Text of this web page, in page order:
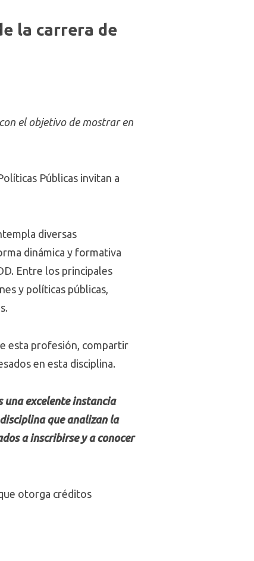
la carrera de
el objetivo de mostrar en
Públicas invitan a
diversas
dinámica y formativa
Entre los principales
y políticas públicas,
esta profesión, compartir
en esta disciplina.
una excelente instancia
que analizan la
a inscribirse y a conocer
otorga créditos